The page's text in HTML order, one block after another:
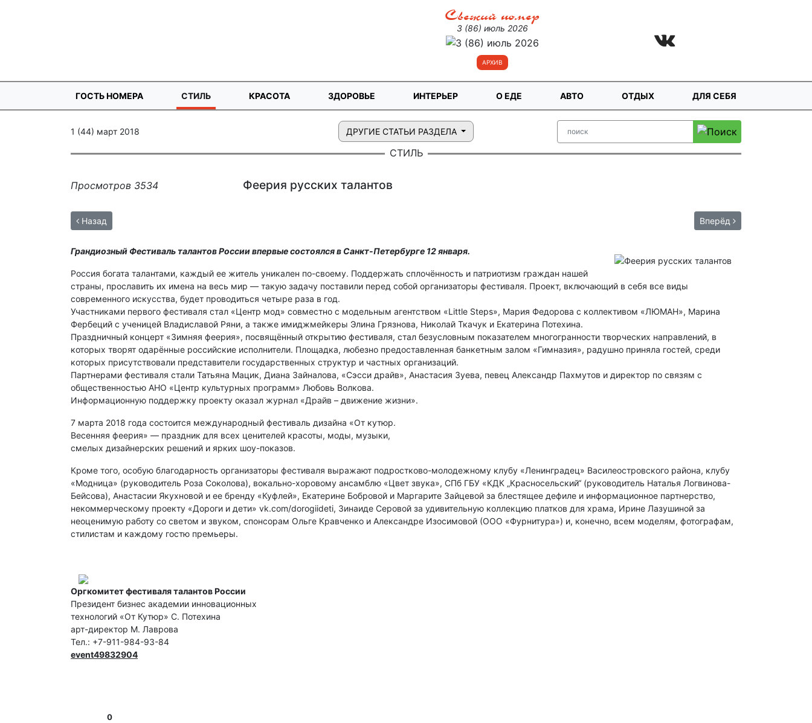
Свежий номер
3 (86) июль 2026
АРХИВ
ГОСТЬ НОМЕРА СТИЛЬ КРАСОТА ЗДОРОВЬЕ ИНТЕРЬЕР О ЕДЕ АВТО ОТДЫХ ДЛЯ СЕБЯ
1 (44) март 2018 ДРУГИЕ СТАТЬИ РАЗДЕЛА
СТИЛЬ
Просмотров 3534 Феерия русских талантов
Назад Вперёд
Грандиозный Фестиваль талантов России впервые состоялся в Санкт-Петербурге 12 января.
Россия богата талантами, каждый ее житель уникален по-своему. Поддержать сплочённость и патриотизм граждан нашей
страны, прославить их имена на весь мир — такую задачу поставили перед собой организаторы фестиваля. Проект, включающий в себя все виды
современного искусства, будет проводиться четыре раза в год.
Участниками первого фестиваля стал «Центр мод» совместно с модельным агентством «Little Steps», Мария Федорова с коллективом «ЛЮМАН», Марина
Фербеций с ученицей Владиславой Ряни, а также имиджмейкеры Элина Грязнова, Николай Ткачук и Екатерина Потехина.
Праздничный концерт «Зимняя феерия», посвящённый открытию фестиваля, стал безусловным показателем многогранности творческих направлений, в
которых творят одарённые российские исполнители. Площадка, любезно предоставленная банкетным залом «Гимназия», радушно приняла гостей, среди
которых присутствовали представители государственных структур и частных организаций.
Партнерами фестиваля стали Татьяна Мацик, Диана Зайналова, «Сэсси драйв», Анастасия Зуева, певец Александр Пахмутов и директор по связям с
общественностью АНО «Центр культурных программ» Любовь Волкова.
Информационную поддержку проекту оказал журнал «Драйв – движение жизни».
7 марта 2018 года состоится международный фестиваль дизайна «От кутюр.
Весенняя феерия» — праздник для всех ценителей красоты, моды, музыки,
смелых дизайнерских решений и ярких шоу-показов.
Кроме того, особую благодарность организаторы фестиваля выражают подростково-молодежному клубу «Ленинградец» Василеостровского района, клубу
«Модница» (руководитель Роза Соколова), вокально-хоровому ансамблю «Цвет звука», СПб ГБУ «КДК „Красносельский“ (руководитель Наталья Логвинова-
Бейсова), Анастасии Якухновой и ее бренду «Куфлей», Екатерине Бобровой и Маргарите Зайцевой за блестящее дефиле и информационное партнерство,
некоммерческому проекту «Дороги и дети» vk.com/dorogiideti, Зинаиде Серовой за удивительную коллекцию платков для храма, Ирине Лазушиной за
неоценимую работу со светом и звуком, спонсорам Ольге Кравченко и Александре Изосимовой (ООО «Фурнитура») и, конечно, всем моделям, фотографам,
стилистам и каждому гостю премьеры.
Оргкомитет фестиваля талантов России
Президент бизнес академии инновационных
технологий «От Кутюр» С. Потехина
арт-директор М. Лаврова
Тел.: +7-911-984-93-84
event49832904
0